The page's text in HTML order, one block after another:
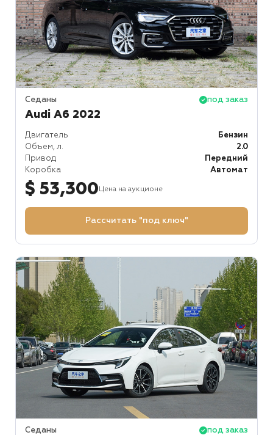
Седаны под заказ
Audi A6 2022
Двигатель
Бензин
Объем, л.
2.0
Привод
Передний
Коробка
Автомат
$ 53,300 Цена на аукционе
Рассчитать "под ключ"
Седаны под заказ